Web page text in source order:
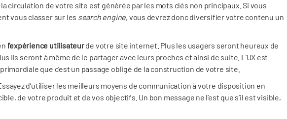
circulation de votre site est générée par les mots clés non principaux. Si vous
vous classer sur les search engine, vous devrez donc diversifier votre contenu un
l’expérience utilisateurde votre site internet. Plus les usagers seront heureux de
ils seront à même de le partager avec leurs proches et ainsi de suite. L’UX est
que c’est un passage obligé de la construction de votre site.
d’utiliser les meilleurs moyens de communication à votre disposition en
de votre produit et de vos objectifs. Un bon message ne l’est que s’il est visible,